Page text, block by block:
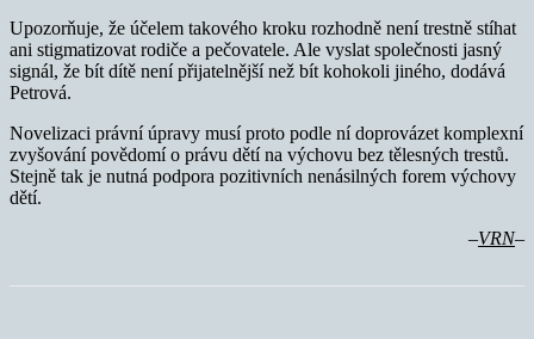
Upozorňuje, že účelem takového kroku rozhodně není trestně stíhat
ani stigmatizovat rodiče a pečovatele. Ale vyslat společnosti jasný
signál, že bít dítě není přijatelnější než bít kohokoli jiného, dodává
Petrová.
Novelizaci právní úpravy musí proto podle ní doprovázet komplexní
zvyšování povědomí o právu dětí na výchovu bez tělesných trestů.
Stejně tak je nutná podpora pozitivních nenásilných forem výchovy
dětí.
–VRN–